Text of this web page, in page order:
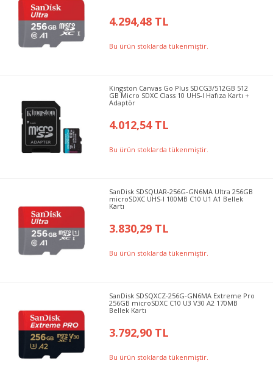
4.294,48 TL
Bu ürün stoklarda tükenmiştir.
Kingston Canvas Go Plus SDCG3/512GB 512
GB Micro SDXC Class 10 UHS-I Hafıza Kartı +
Adaptör
4.012,54 TL
Bu ürün stoklarda tükenmiştir.
SanDisk SDSQUAR-256G-GN6MA Ultra 256GB
microSDXC UHS-I 100MB C10 U1 A1 Bellek
Kartı
3.830,29 TL
Bu ürün stoklarda tükenmiştir.
SanDisk SDSQXCZ-256G-GN6MA Extreme Pro
256GB microSDXC C10 U3 V30 A2 170MB
Bellek Kartı
3.792,90 TL
Bu ürün stoklarda tükenmiştir.